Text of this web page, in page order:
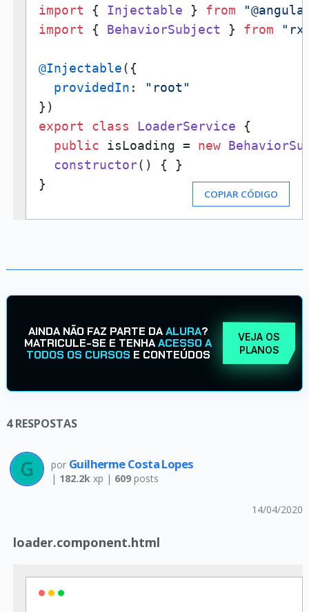
import { Injectable } from
import { BehaviorSubject } from
@Injectable({
providedIn :
"root"
export
class LoaderService {
public isLoading = new
constructor( ) { }
}
COPIAR CÓDIGO
AINDA NÃO FAZ PARTE DAALURA?
MATRICULE-SE E TENHAACESSO A
TODOS OS CURSOS E CONTEÚDOS
VEJA OS
PLANOS
4RESPOSTAS
por Guilherme Costa Lopes
| 182.2k xp | 609posts
14/04/2020
loader.component.html